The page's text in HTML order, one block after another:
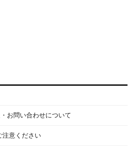
お問い合わせについて
注意ください